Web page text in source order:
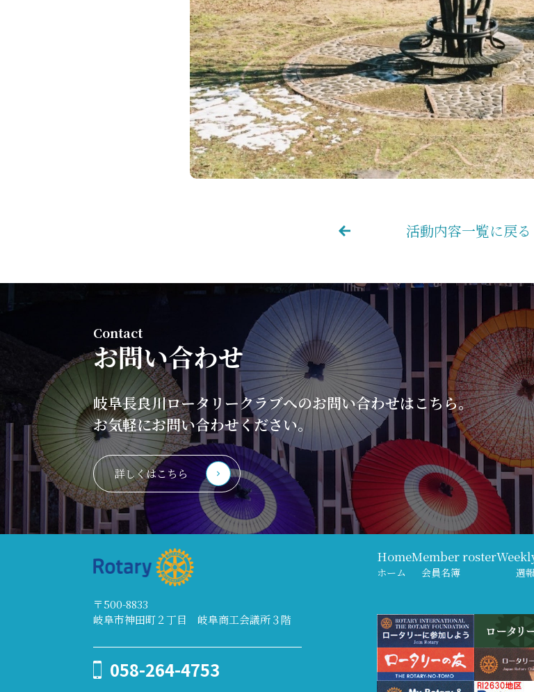
活動内容一覧に戻る
Contact
お問い合わせ
岐阜長良川ロータリークラブへのお問い合わせはこちら。
お気軽にお問い合わせください。
詳しくはこちら
〒500-8833
岐阜市神田町２丁目 岐阜商工会議所３階
058-264-4753
Home
ホーム
Member roster
会員名簿 週報